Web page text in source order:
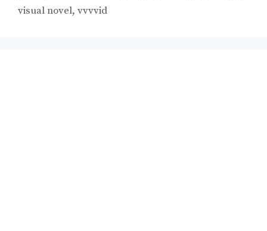
visual novel, vvvvid